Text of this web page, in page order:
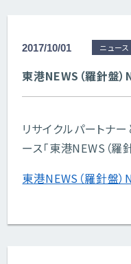
2017/10/01 ニュース
東港NEWS（羅針盤
リサイクルパートナ
ース「東港NEWS（羅
東港NEWS（羅針盤）